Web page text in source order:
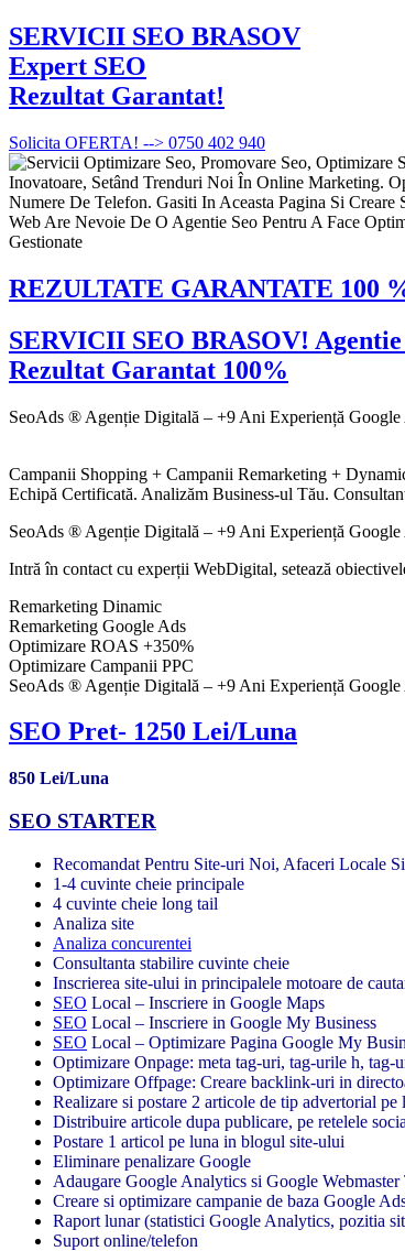
SERVICII SEO BRASOV
Expert SEO
Rezultat Garantat!
Solicita OFERTA! --> 0750 402 940
REZULTATE GARANTATE 100
SERVICII SEO BRASOV!
Rezultat Garantat 100%
SeoAds ® Agenție Digitală – +9 Ani Experiență Google
Campanii Shopping + Campanii Remarketing +
Echipă Certificată. Analizăm Business-ul Tău.
SeoAds ® Agenție Digitală – +9 Ani Experiență Google
Intră în contact cu experții WebDigital, setează
Remarketing Dinamic
Remarketing Google Ads
Optimizare ROAS +350%
Optimizare Campanii PPC
SeoAds ® Agenție Digitală – +9 Ani Experiență Google
SEO Pret- 1250 Lei/Luna
850 Lei/Luna
SEO STARTER
Recomandat Pentru Site-uri Noi, Afaceri Locale
1-4 cuvinte cheie principale
4 cuvinte cheie long tail
Analiza site
Analiza concurentei
Consultanta stabilire cuvinte cheie
Inscrierea site-ului in principalele motoare de
SEO Local – Inscriere in Google Maps
SEO Local – Inscriere in Google My Business
SEO Local – Optimizare Pagina Google My
Optimizare Onpage: meta tag-uri, tag-urile h,
Optimizare Offpage: Creare backlink-uri in
Realizare si postare 2 articole de tip advertorial pe
Distribuire articole dupa publicare, pe retelele
Postare 1 articol pe luna in blogul site-ului
Eliminare penalizare Google
Adaugare Google Analytics si Google Webmaster
Creare si optimizare campanie de baza Google
Raport lunar (statistici Google Analytics, pozitia
Suport online/telefon